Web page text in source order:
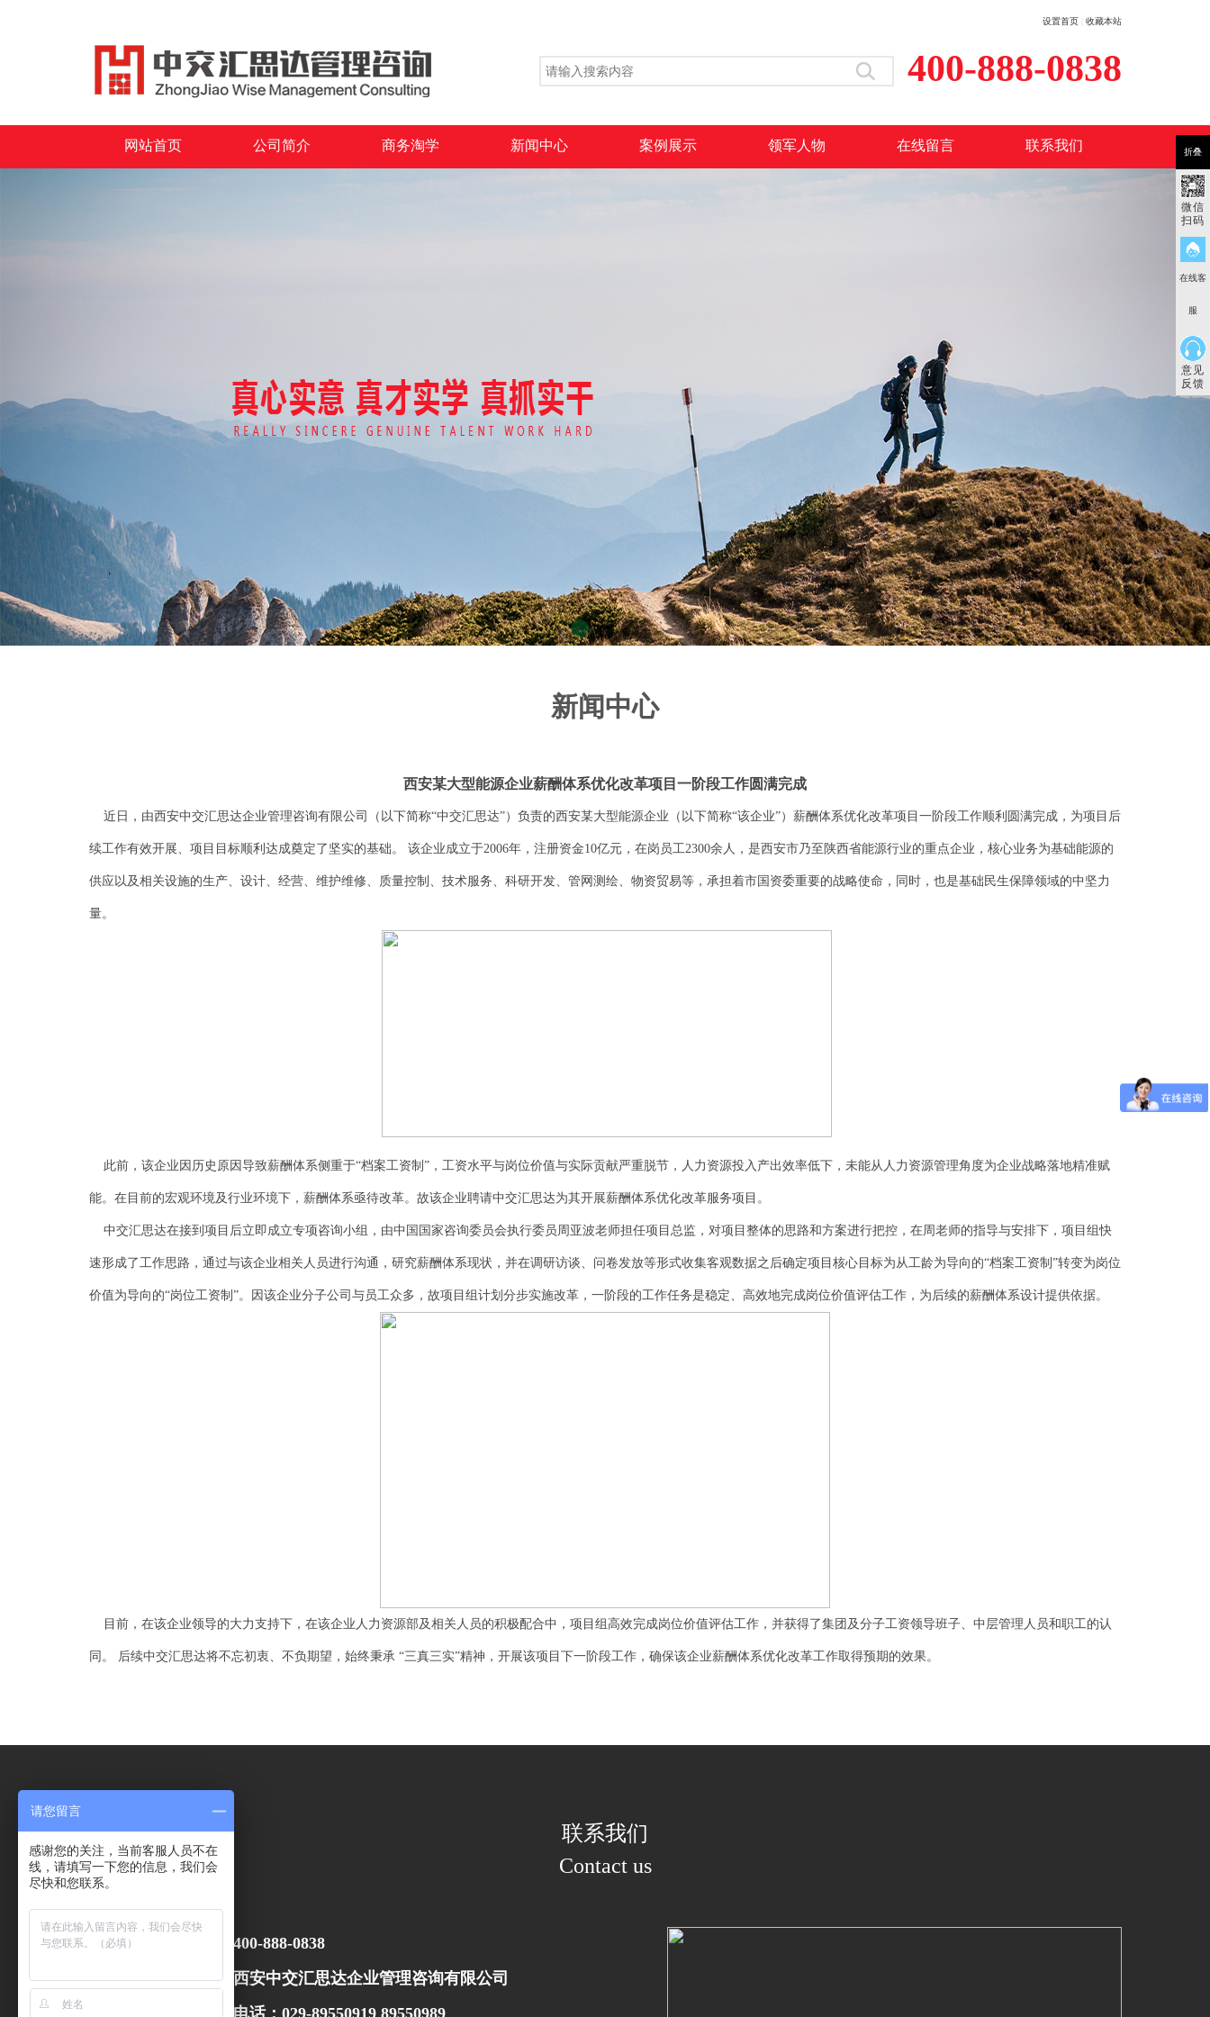
设置首页| 收藏本站
400-888-0838
网站首页 公司简介 商务淘学 新闻中心 案例展示 领军人物 在线留言 联系我们
新闻中心
西安某大型能源企业薪酬体系优化改革项目一阶段工作圆满完成
近日，由西安中交汇思达企业管理咨询有限公司（以下简称“中交汇思达”）负责的西安某大型能源企业（以下简称“该企业”）薪酬体系优化改革项目一阶段工作顺利圆满完成，为项目后
续工作有效开展、项目目标顺利达成奠定了坚实的基础。 该企业成立于2006年，注册资金10亿元，在岗员工2300余人，是西安市乃至陕西省能源行业的重点企业，核心业务为基础能源的
供应以及相关设施的生产、设计、经营、维护维修、质量控制、技术服务、科研开发、管网测绘、物资贸易等，承担着市国资委重要的战略使命，同时，也是基础民生保障领域的中坚力
量。
此前，该企业因历史原因导致薪酬体系侧重于“档案工资制”，工资水平与岗位价值与实际贡献严重脱节，人力资源投入产出效率低下，未能从人力资源管理角度为企业战略落地精准赋
能。在目前的宏观环境及行业环境下，薪酬体系亟待改革。故该企业聘请中交汇思达为其开展薪酬体系优化改革服务项目。
中交汇思达在接到项目后立即成立专项咨询小组，由中国国家咨询委员会执行委员周亚波老师担任项目总监，对项目整体的思路和方案进行把控，在周老师的指导与安排下，项目组快
速形成了工作思路，通过与该企业相关人员进行沟通，研究薪酬体系现状，并在调研访谈、问卷发放等形式收集客观数据之后确定项目核心目标为从工龄为导向的“档案工资制”转变为岗位
价值为导向的“岗位工资制”。因该企业分子公司与员工众多，故项目组计划分步实施改革，一阶段的工作任务是稳定、高效地完成岗位价值评估工作，为后续的薪酬体系设计提供依据。
目前，在该企业领导的大力支持下，在该企业人力资源部及相关人员的积极配合中，项目组高效完成岗位价值评估工作，并获得了集团及分子工资领导班子、中层管理人员和职工的认
同。 后续中交汇思达将不忘初衷、不负期望，始终秉承 “三真三实”精神，开展该项目下一阶段工作，确保该企业薪酬体系优化改革工作取得预期的效果。
联系我们
Contact us
400-888-0838
西安中交汇思达企业管理咨询有限公司
电话：029-89550919 89550989
折叠
微信
扫码
在线客
服
意见
反馈
请您留言
感谢您的关注，当前客服人员不在
线，请填写一下您的信息，我们会
尽快和您联系。